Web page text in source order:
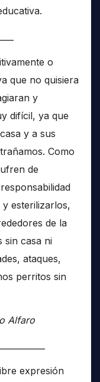
o
que no quisiera
y
difícil, ya que
y a sus
Como
de
esterilizarlos,
de la
sin casa ni
ataques,
perritos sin
Alfaro
expresión